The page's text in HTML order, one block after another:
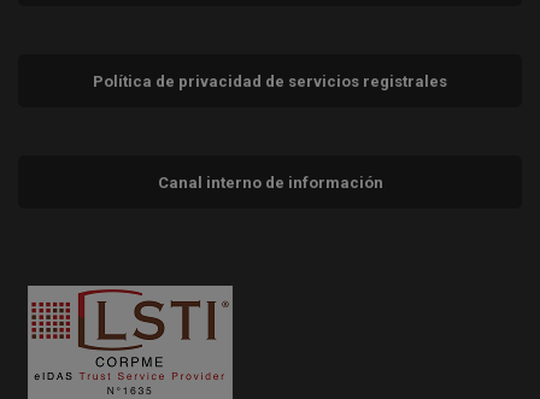
Política de privacidad de servicios registrales
Canal interno de información